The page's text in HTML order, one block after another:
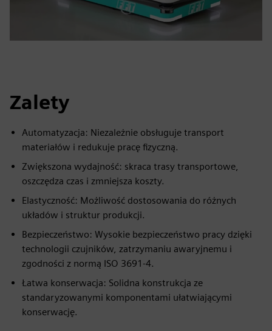
Zalety
Automatyzacja: Niezależnie obsługuje transport
materiałów i redukuje pracę fizyczną.
Zwiększona wydajność: skraca trasy transportowe,
oszczędza czas i zmniejsza koszty.
Elastyczność: Możliwość dostosowania do różnych
układów i struktur produkcji.
Bezpieczeństwo: Wysokie bezpieczeństwo pracy dzięki
technologii czujników, zatrzymaniu awaryjnemu i
zgodności z normą ISO 3691-4.
Łatwa konserwacja: Solidna konstrukcja ze
standaryzowanymi komponentami ułatwiającymi
konserwację.